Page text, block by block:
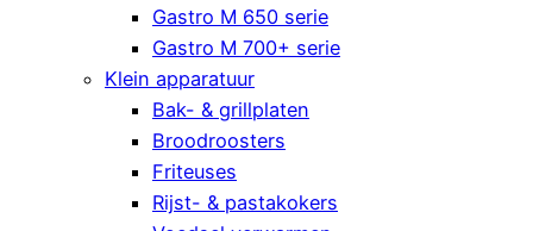
Gastro M 650 serie
Gastro M 700+ serie
Klein apparatuur
Bak- & grillplaten
Broodroosters
Friteuses
Rijst- & pastakokers